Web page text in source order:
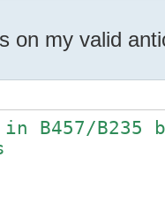
on my valid
B457/B235